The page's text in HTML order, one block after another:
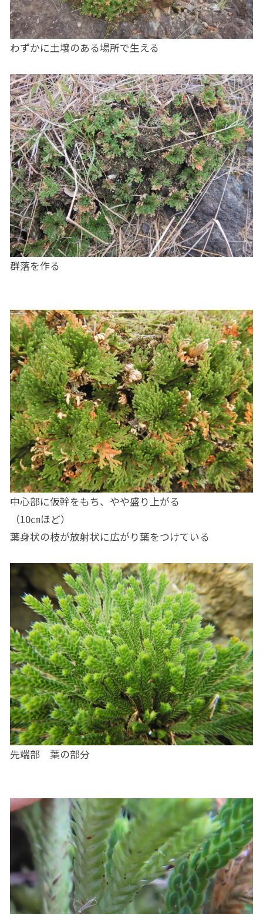
わずかに土壌のある場所で生える
群落を作る
中心部に仮幹をもち、やや盛り上がる
（10㎝ほど）
葉身状の枝が放射状に広がり葉をつけている
先端部 葉の部分